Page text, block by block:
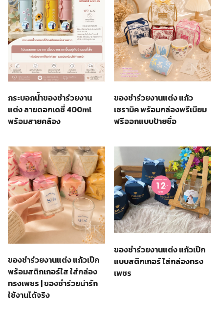
กระบอกน้ำของชำร่วยงาน
แต่ง ลายดอกเดซี่ 400ml
พร้อมสายคล้อง
ของชำร่วยงานแต่ง แก้ว
เซรามิค พร้อมกล่องพรีเมียม
ฟรีออกแบบป้ายชื่อ
ของชำร่วยงานแต่ง แก้วเป๊ก
พร้อมสติกเกอร์ใส ใส่กล่อง
ทรงเพชร | ของชำร่วยน่ารัก
ใช้งานได้จริง
ของชำร่วยงานแต่ง แก้วเป๊ก
แบบสติกเกอร์ ใส่กล่องทรง
เพชร